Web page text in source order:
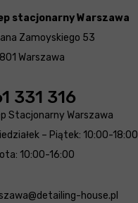
stacjonarny Warszawa
Zamoyskiego 53
Warszawa
331 316
Stacjonarny Warszawa
– Piątek: 10:00-18:00
10:00-16:00
house.pl